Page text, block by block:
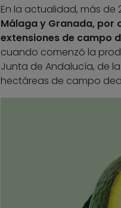
En la actualidad, más
Málaga y Granada, por
extensiones de campo
cuando comenzó la
Junta de Andalucía, de
hectáreas de campo